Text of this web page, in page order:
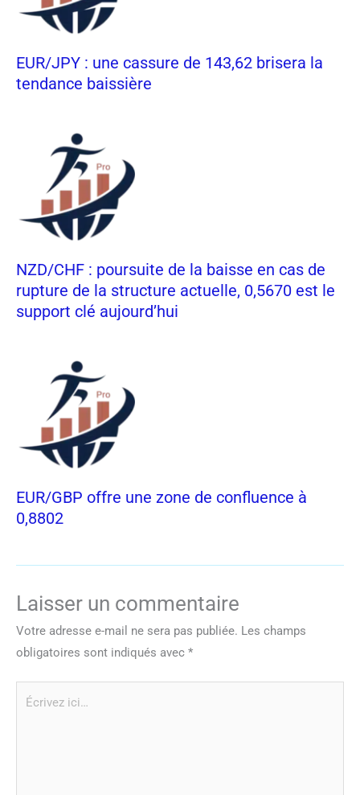
EUR/JPY : une cassure de 143,62 brisera la
tendance baissière
NZD/CHF : poursuite de la baisse en cas de
rupture de la structure actuelle, 0,5670 est le
support clé aujourd’hui
EUR/GBP offre une zone de confluence à
0,8802
Laisser un commentaire
Votre adresse e-mail ne sera pas publiée. Les champs
obligatoires sont indiqués avec *